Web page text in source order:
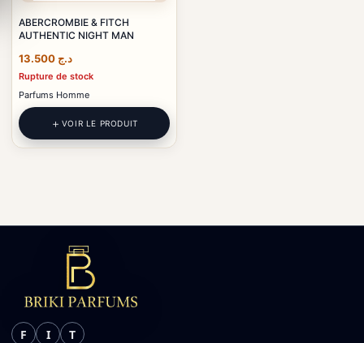
ABERCROMBIE & FITCH
AUTHENTIC NIGHT MAN
د.ج
Rupture de stock
Parfums Homme
VOIR LE PRODUIT
F I T